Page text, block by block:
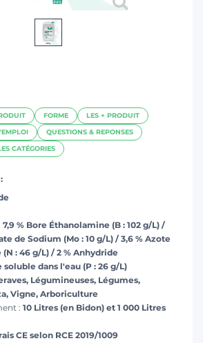
FORME LES + PRODUIT
QUESTIONS & REPONSES
CATÉGORIES
7,9 % Bore Éthanolamine (B : 102 g/L) /
de Sodium (Mo : 10 g/L) / 3,6 % Azote
: 46 g/L) / 2 % Anhydride
dans l'eau (P : 26 g/L)
Légumineuses, Légumes,
Vigne, Arboriculture
: 10 Litres (en Bidon) et 1 000 Litres
CE selon RCE 2019/1009